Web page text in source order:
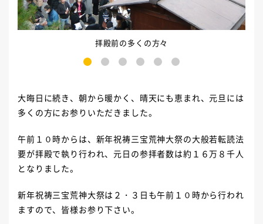
拝殿前の多くの方々
3 4 5 6
大晦日に続き、朝から暖かく、晴天にも恵まれ、元旦には
多くの方にお参りいただきました。
午前１０時からは、新年祝祷三宝荒神大祭の大般若転読法
要が拝殿で執り行われ、元日の参拝者数は約１６万８千人
となりました。
新年祝祷三宝荒神大祭は２・３日も午前１０時から行われ
ますので、皆様お参り下さい。